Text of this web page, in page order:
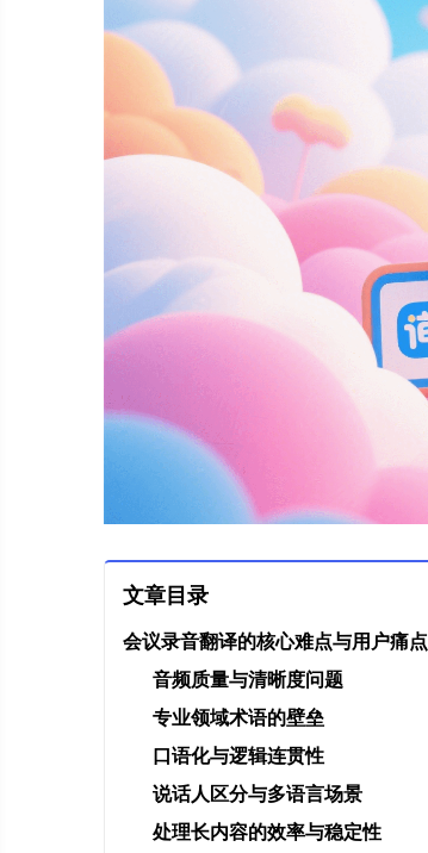
文章目录
会议录音翻译的核心难点与用户痛点
音频质量与清晰度问题
专业领域术语的壁垒
口语化与逻辑连贯性
说话人区分与多语言场景
处理长内容的效率与稳定性